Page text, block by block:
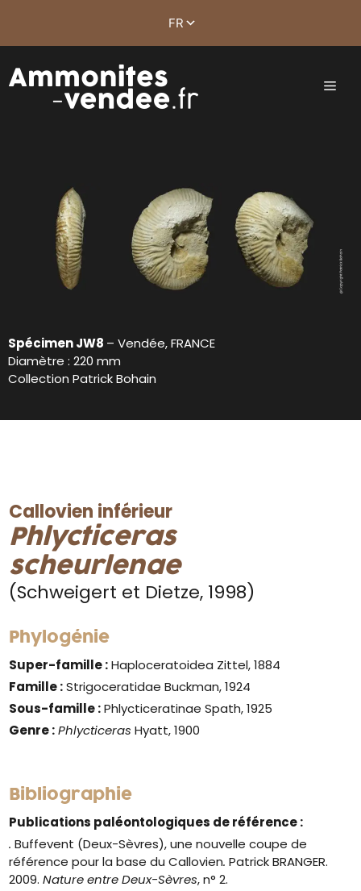
Spécimen JW8 – Vendée, FRANCE
Diamètre : 220 mm
Collection Patrick Bohain
Callovien inférieur
Phlycticeras
scheurlenae
(Schweigert et Dietze, 1998)
Phylogénie
Super-famille :Haploceratoidea Zittel, 1884
Famille :Strigoceratidae Buckman, 1924
Sous-famille :Phlycticeratinae Spath, 1925
Genre : Phlycticeras Hyatt, 1900
Bibliographie
Publications paléontologiques de référence :
.Buffevent (Deux-Sèvres), une nouvelle coupe de
référence pour la base du Callovien.Patrick BRANGER.
2009.Nature entre Deux-Sèvres, n° 2.